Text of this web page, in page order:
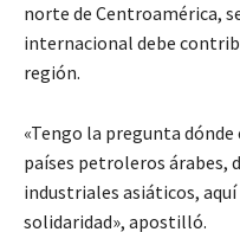
norte de Centroamérica,
internacional debe
región.
«Tengo la pregunta
países petroleros árabes,
industriales asiáticos,
solidaridad», apostilló.